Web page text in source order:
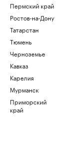
Пермский край
Ростов-на-Дону
Татарстан
Тюмень
Черноземье
Кавказ
Карелия
Мурманск
Приморский
край